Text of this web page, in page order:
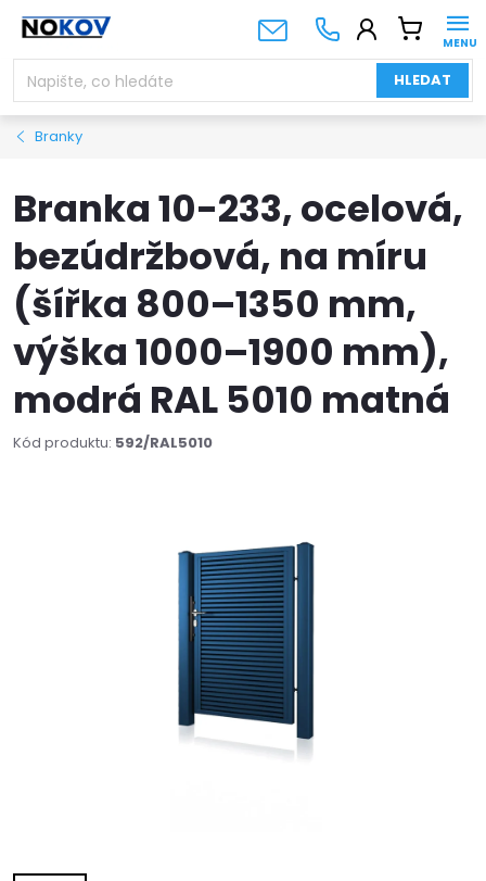
Přejít
obsah
HLEDAT
NÁKUPNÍ
KOŠÍK
Branky
Branka 10-233, ocelová,
bezúdržbová, na míru
(šířka 800–1350 mm,
výška 1000–1900 mm),
modrá RAL 5010 matná
Kód produktu: 592/RAL5010